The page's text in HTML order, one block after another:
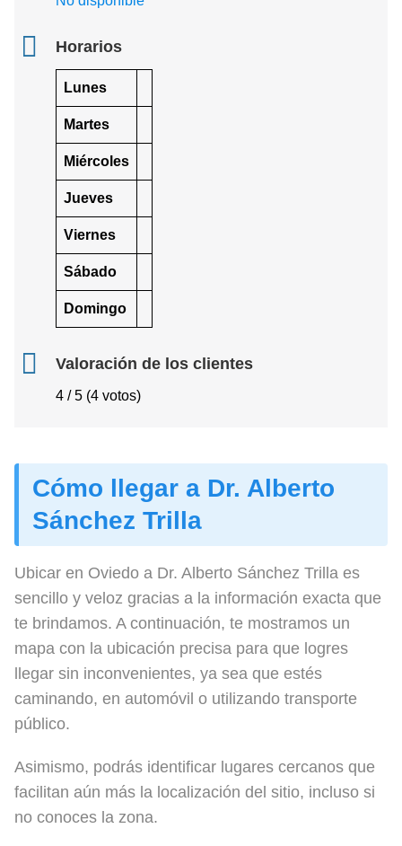
Horarios
Lunes
Martes
Miércoles
Jueves
Viernes
Sábado
Domingo
Valoración de los clientes
4 / 5 (4 votos)
Cómo llegar a Dr. Alberto
Sánchez Trilla
Ubicar en Oviedo a Dr. Alberto Sánchez Trilla es
sencillo y veloz gracias a la información exacta que
te brindamos. A continuación, te mostramos un
mapa con la ubicación precisa para que logres
llegar sin inconvenientes, ya sea que estés
caminando, en automóvil o utilizando transporte
público.
Asimismo, podrás identificar lugares cercanos que
facilitan aún más la localización del sitio, incluso si
no conoces la zona.